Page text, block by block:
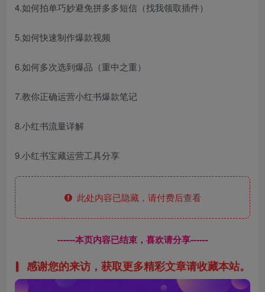
4.如何拍单巧妙避免拼多多短信（找我领取插件）
5.如何快速制作爆款视频
6.如何多次选到爆品（重中之重）
7.教你正确运营小红书爆款笔记
8.小红书流量详解
9.小红书宝藏运营工具分享
此处内容已隐藏，请付费后查看
------本页内容已结束，喜欢请分享------
感谢您的来访，获取更多精彩文章请收藏本站。